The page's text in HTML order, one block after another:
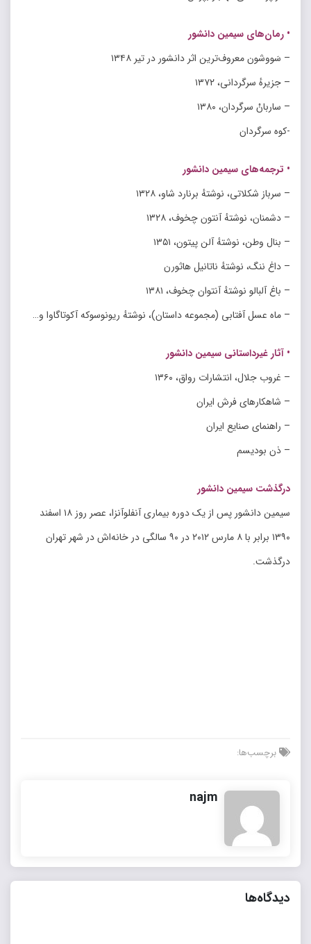
• رمان‌های سیمین دانشور
– سَووشون معروف‌ترین اثر دانشور در تیر ۱۳۴۸
– جزیرهٔ سرگردانی، ۱۳۷۲
– ساربانْ سرگردان، ۱۳۸۰
-کوه سرگردان
• ترجمه‌های سیمین دانشور
– سرباز شکلاتی، نوشتهٔ برنارد شاو، ۱۳۲۸
– دشمنان، نوشتهٔ آنتون چخوف، ۱۳۲۸
– بنال وطن، نوشتهٔ آلن پیتون، ۱۳۵۱
– داغ ننگ، نوشتهٔ ناتانیل هاثورن
– باغ آلبالو نوشتهٔ آنتوان چخوف، ۱۳۸۱
– ماه عسل آفتابی (مجموعه داستان)، نوشتهٔ ریونوسوکه آکوتاگاوا و…
• آثار غیرداستانی سیمین دانشور
– غروب جلال، انتشارات رواق، ۱۳۶۰
– شاهکارهای فرش ایران
– راهنمای صنایع ایران
– ذن بودیسم
درگذشت سیمین دانشور
سیمین دانشور پس از یک دوره بیماری آنفلوآنزا، عصر روز ۱۸ اسفند
۱۳۹۰ برابر با ۸ مارس ۲۰۱۲ در ۹۰ سالگی در خانه‌اش در شهر تهران
درگذشت.
برچسب‌ها:
najm
دیدگاه‌ها